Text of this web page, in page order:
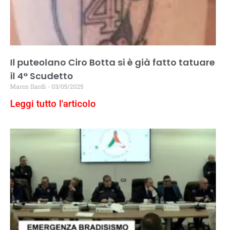
Il puteolano Ciro Botta si è già fatto tatuare
il 4° Scudetto
Marco Ilardi 03/05/2025
Leggi tutto l'articolo